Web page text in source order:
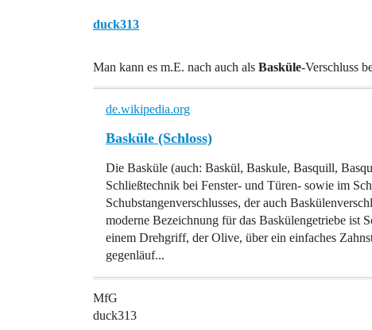
duck313
Man kann es m.E. nach auch als Basküle-Verschluss
de.wikipedia.org
Basküle (Schloss)
Die Basküle (auch: Baskül, Baskule, Basquill,
Schließtechnik bei Fenster- und Türen- sowie im
Schubstangenverschlusses, der auch
moderne Bezeichnung für das Baskülengetriebe ist
einem Drehgriff, der Olive, über ein einfaches
gegenläuf...
MfG
duck313